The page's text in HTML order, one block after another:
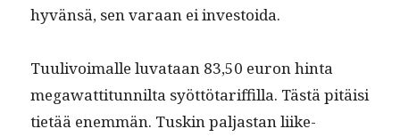
hyvän­sä, sen varaan ei investoida.
Tuulivoimalle luvataan 83,50 euron hin­ta
megawat­ti­tun­nil­ta syöt­tö­tar­if­fil­la. Tästä pitäisi
tietää enem­män. Tuskin pal­jas­tan liike­